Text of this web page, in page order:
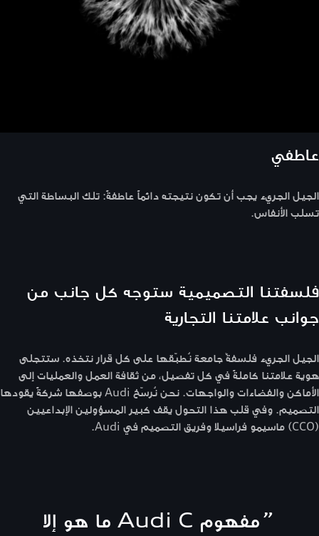
عاطفي
الجيل الجريء يجب أن تكون نتيجته دائماً عاطفةً: تلك البساطة التي
تسلب الأنفاس.
فلسفتنا التصميمية ستوجه كل جانب من
جوانب علامتنا التجارية
الجيل الجريء فلسفةٌ جامعة نُطبّقها على كل قرار نتخذه. ستتجلى
هوية علامتنا كاملةً في كل تفصيل، من ثقافة العمل والعمليات إلى
الأماكن والفضاءات والواجهات. نحن نُرسّخ Audi بوصفها شركةً يقودها
التصميم. وفي قلب هذا التحول يقف كبير المسؤولين الإبداعيين
(CCO) ماسيمو فراسيلا وفريق التصميم في Audi.
“
مفهوم Audi C ما هو إلا